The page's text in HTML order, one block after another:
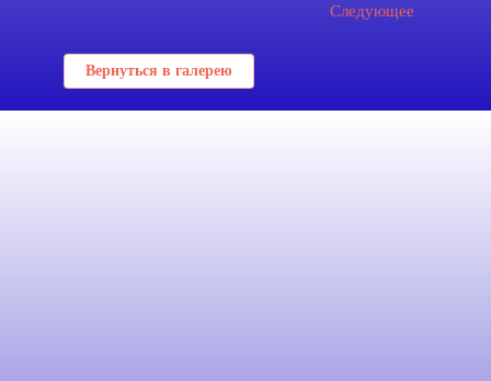
Следующее
Вернуться в галерею